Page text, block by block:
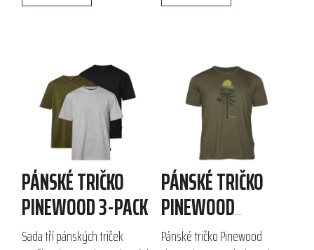
PÁNSKÉ TRIČKO
PINEWOOD 3-PACK
Sada tří pánských triček
PÁNSKÉ TRIČKO
PINEWOOD
FINNVEDEN
Pánské tričko Pinewood